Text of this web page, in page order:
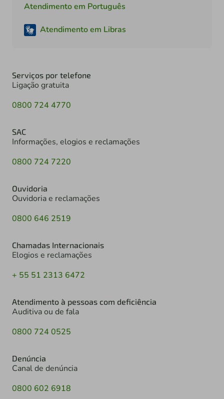
Atendimento em Português
Atendimento em Libras
Serviços por telefone
Ligação gratuita
0800 724 4770
SAC
Informações, elogios e reclamações
0800 724 7220
Ouvidoria
Ouvidoria e reclamações
0800 646 2519
Chamadas Internacionais
Elogios e reclamações
+ 55 51 2313 6472
Atendimento à pessoas com deficiência
Auditiva ou de fala
0800 724 0525
Denúncia
Canal de denúncia
0800 602 6918